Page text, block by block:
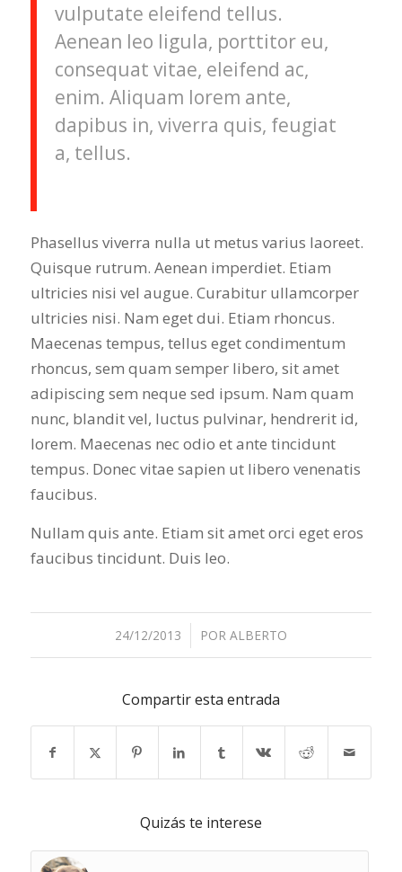
vulputate eleifend tellus.
Aenean leo ligula, porttitor eu,
consequat vitae, eleifend ac,
enim. Aliquam lorem ante,
dapibus in, viverra quis, feugiat
a, tellus.
Phasellus viverra nulla ut metus varius laoreet.
Quisque rutrum. Aenean imperdiet. Etiam
ultricies nisi vel augue. Curabitur ullamcorper
ultricies nisi. Nam eget dui. Etiam rhoncus.
Maecenas tempus, tellus eget condimentum
rhoncus, sem quam semper libero, sit amet
adipiscing sem neque sed ipsum. Nam quam
nunc, blandit vel, luctus pulvinar, hendrerit id,
lorem. Maecenas nec odio et ante tincidunt
tempus. Donec vitae sapien ut libero venenatis
faucibus.
Nullam quis ante. Etiam sit amet orci eget eros
faucibus tincidunt. Duis leo.
24/12/2013
/ POR ALBERTO
Compartir esta entrada
Quizás te interese